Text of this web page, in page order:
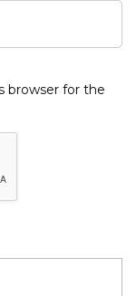
browser for the